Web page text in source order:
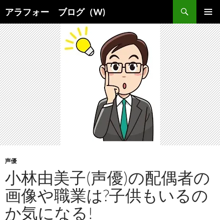
ン
テ
ン
ツ
へ
ス
キ
ッ
プ
アラフォー ブログ（W)
索
メインメ
ニュー
声優
小林由美子(声優)の配偶者の
画像や職業は?子供もいるの
か気になる!